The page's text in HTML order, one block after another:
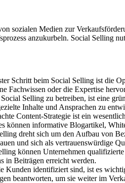
sozialen Medien zur
anzukurbeln. Social Selling
Schritt beim Social Selling ist die
Fachwissen oder die Expertise
Selling zu betreiben, ist eine
Inhalte und Ansprachen zu
Content-Strategie ist ein
können informative Blogartikel,
dreht sich um den Aufbau von
und sich als vertrauenswürdige
können Unternehmen
in Beiträgen erreicht werden.
Kunden identifiziert sind, ist es
beantworten, um sie weiter im